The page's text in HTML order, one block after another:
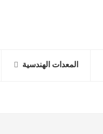
المعدات الهندسية